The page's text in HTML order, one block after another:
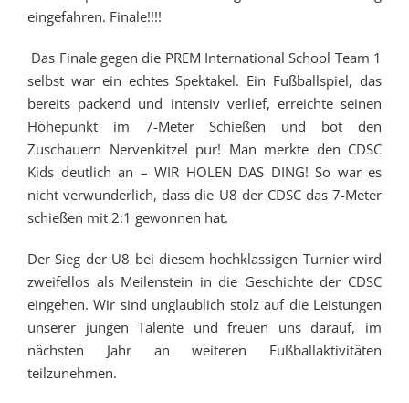
eingefahren. Finale!!!!
Das Finale gegen die PREM International School Team 1
selbst war ein echtes Spektakel. Ein Fußballspiel, das
bereits packend und intensiv verlief, erreichte seinen
Höhepunkt im 7-Meter Schießen und bot den
Zuschauern Nervenkitzel pur! Man merkte den CDSC
Kids deutlich an – WIR HOLEN DAS DING! So war es
nicht verwunderlich, dass die U8 der CDSC das 7-Meter
schießen mit 2:1 gewonnen hat.
Der Sieg der U8 bei diesem hochklassigen Turnier wird
zweifellos als Meilenstein in die Geschichte der CDSC
eingehen. Wir sind unglaublich stolz auf die Leistungen
unserer jungen Talente und freuen uns darauf, im
nächsten Jahr an weiteren Fußballaktivitäten
teilzunehmen.